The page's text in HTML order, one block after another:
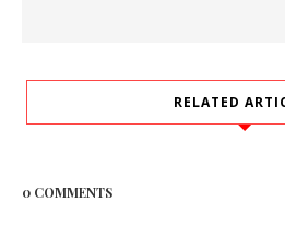
RELATED
0 COMMENTS